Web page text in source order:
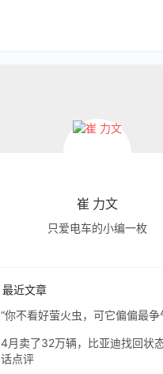
崔 力文
只爱电车的小编一枚
最近文章
“你不看好萤火虫，可它偏偏最争
4月卖了32万辆，比亚迪找回状
话点评